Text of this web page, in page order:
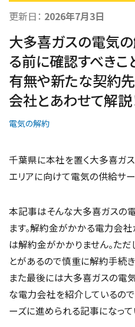
更新日： 2026年7月3日
大多喜ガスの電気
る前に確認すべきこ
有無や新たな契約
会社とあわせて解説
電気の解約
千葉県に本社を置く大多喜ガ
エリアに向けて電気の供給サー
本記事はそんな大多喜ガスの
ます。解約金がかかる電力会
は解約金がかかりません。ただ
とがあるので慎重に解約手続き
また最後には大多喜ガスの電
な電力会社を紹介しているの
ーズに進められる記事になって